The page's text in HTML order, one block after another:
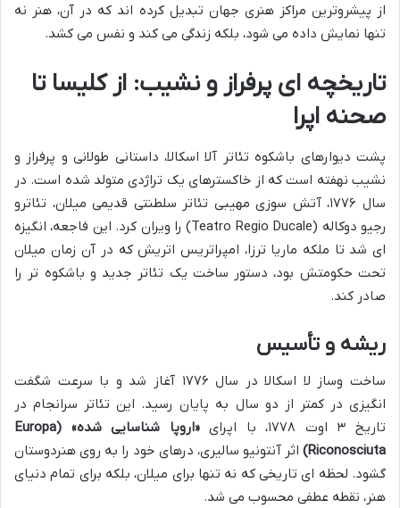
از پیشروترین مراکز هنری جهان تبدیل کرده اند که در آن، هنر نه
تنها نمایش داده می شود، بلکه زندگی می کند و نفس می کشد.
تاریخچه ای پرفراز و نشیب: از کلیسا تا
صحنه اپرا
پشت دیوارهای باشکوه تئاتر آلا اسکالا، داستانی طولانی و پرفراز و
نشیب نهفته است که از خاکسترهای یک تراژدی متولد شده است. در
سال ۱۷۷۶، آتش سوزی مهیبی تئاتر سلطنتی قدیمی میلان، تئاترو
رجیو دوکاله (Teatro Regio Ducale) را ویران کرد. این فاجعه، انگیزه
ای شد تا ملکه ماریا ترزا، امپراتریس اتریش که در آن زمان میلان
تحت حکومتش بود، دستور ساخت یک تئاتر جدید و باشکوه تر را
صادر کند.
ریشه و تأسیس
ساخت وساز لا اسکالا در سال ۱۷۷۶ آغاز شد و با سرعت شگفت
انگیزی در کمتر از دو سال به پایان رسید. این تئاتر سرانجام در
تاریخ ۳ اوت ۱۷۷۸، با اپرای
«اروپا شناسایی شده» (Europa
Riconosciuta) اثر آنتونیو سالیری، درهای خود را به روی هنردوستان
گشود. لحظه ای تاریخی که نه تنها برای میلان، بلکه برای تمام دنیای
هنر، نقطه عطفی محسوب می شد.